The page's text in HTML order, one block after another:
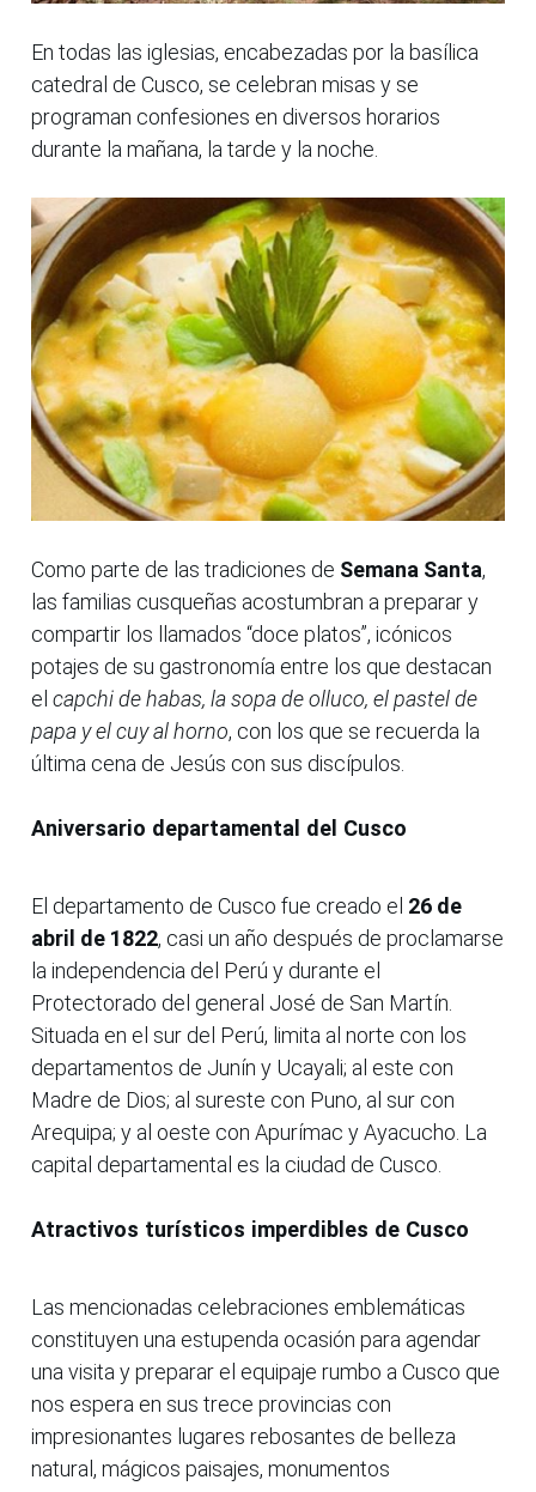
En todas las iglesias, encabezadas por la basílica
catedral de Cusco, se celebran misas y se
programan confesiones en diversos horarios
durante la mañana, la tarde y la noche.
Como parte de las tradiciones de Semana Santa,
las familias cusqueñas acostumbran a preparar y
compartir los llamados “doce platos”, icónicos
potajes de su gastronomía entre los que destacan
el capchi de habas, la sopa de olluco, el pastel de
papa y el cuy al horno, con los que se recuerda la
última cena de Jesús con sus discípulos.
Aniversario departamental del Cusco
El departamento de Cusco fue creado el 26 de
abril de 1822, casi un año después de proclamarse
la independencia del Perú y durante el
Protectorado del general José de San Martín.
Situada en el sur del Perú, limita al norte con los
departamentos de Junín y Ucayali; al este con
Madre de Dios; al sureste con Puno, al sur con
Arequipa; y al oeste con Apurímac y Ayacucho. La
capital departamental es la ciudad de Cusco.
Atractivos turísticos imperdibles de Cusco
Las mencionadas celebraciones emblemáticas
constituyen una estupenda ocasión para agendar
una visita y preparar el equipaje rumbo a Cusco que
nos espera en sus trece provincias con
impresionantes lugares rebosantes de belleza
natural, mágicos paisajes, monumentos